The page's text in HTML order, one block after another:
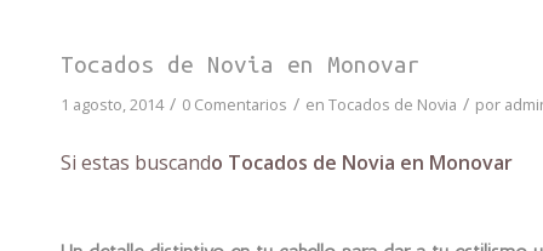
Tocados de Novia en Monovar
1 agosto, 2014 / 0 Comentarios / en Tocados de Novia / por
Si estas buscando Tocados de Novia en Monovar